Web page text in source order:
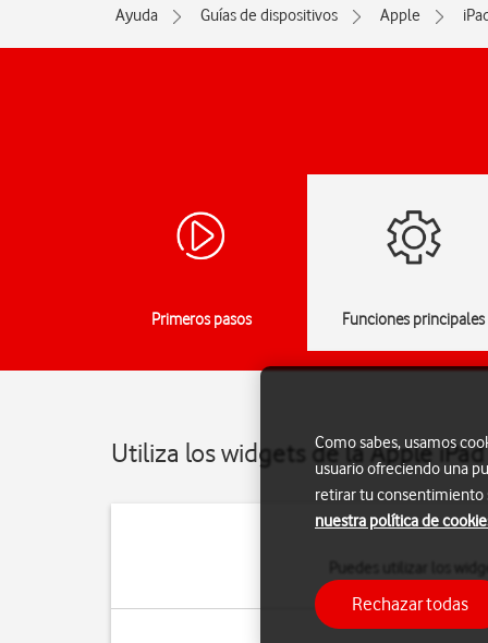
Ayuda Guías de dispositivos Apple
Primeros pasos Funciones principales
Utiliza los widgets de la Apple
Como sabes, usamos
usuario ofreciendo una
retirar tu consentimiento
nuestra política de
Rechazar todas